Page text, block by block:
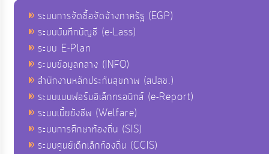
ระบบการจัดซื้อจัดจ้างภาครัฐ (EGP)
ระบบบันทึกบัญชี (e-Lass)
ระบบ E-Plan
ระบบข้อมูลกลาง (INFO)
สำนักงานหลักประกันสุขภาพ (สปสช.)
ระบบแบบฟอร์มอิเล็กทรอนิกส์ (e-Report)
ระบบเบี้ยยังชีพ (Welfare)
ระบบการศึกษาท้องถิ่น (SIS)
ระบบศูนย์เด็กเล็กท้องถิ่น (CCIS)